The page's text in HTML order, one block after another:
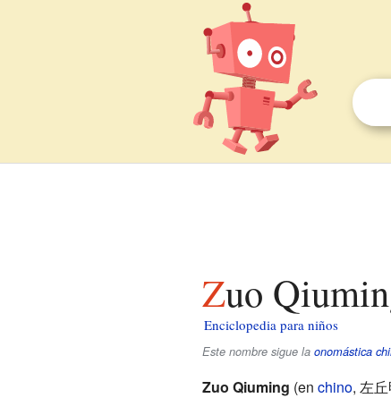
Zuo
Enciclopedia para niños
Este nombre sigue la onomástica
Zuo Qiuming (en chino, 左